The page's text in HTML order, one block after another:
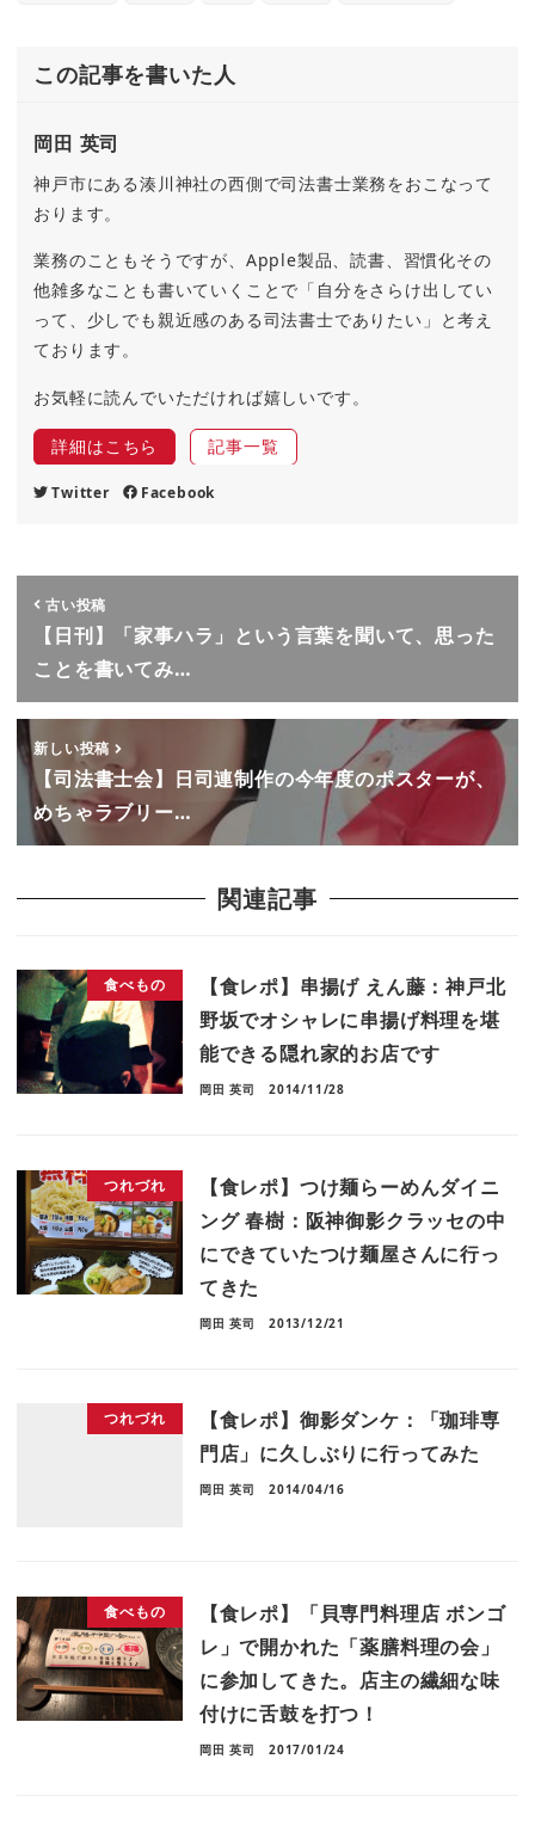
この記事を書いた人
岡田 英司
神戸市にある湊川神社の西側で司法書士業務をおこなって
おります。
業務のこともそうですが、Apple製品、読書、習慣化その
他雑多なことも書いていくことで「自分をさらけ出してい
って、少しでも親近感のある司法書士でありたい」と考え
ております。
お気軽に読んでいただければ嬉しいです。
詳細はこちら 記事一覧
Twitter Facebook
古い投稿
【日刊】「家事ハラ」という言葉を聞いて、思った
ことを書いてみ…
新しい投稿
【司法書士会】日司連制作の今年度のポスターが、
めちゃラブリー…
関連記事
食べもの
【食レポ】串揚げ えん藤：神戸北
野坂でオシャレに串揚げ料理を堪
能できる隠れ家的お店です
岡田 英司 2014/11/28
つれづれ
【食レポ】つけ麺らーめんダイニ
ング 春樹：阪神御影クラッセの中
にできていたつけ麺屋さんに行っ
てきた
岡田 英司 2013/12/21
つれづれ
【食レポ】御影ダンケ：「珈琲専
門店」に久しぶりに行ってみた
岡田 英司 2014/04/16
食べもの
【食レポ】「貝専門料理店 ボンゴ
レ」で開かれた「薬膳料理の会」
に参加してきた。店主の繊細な味
付けに舌鼓を打つ！
岡田 英司 2017/01/24